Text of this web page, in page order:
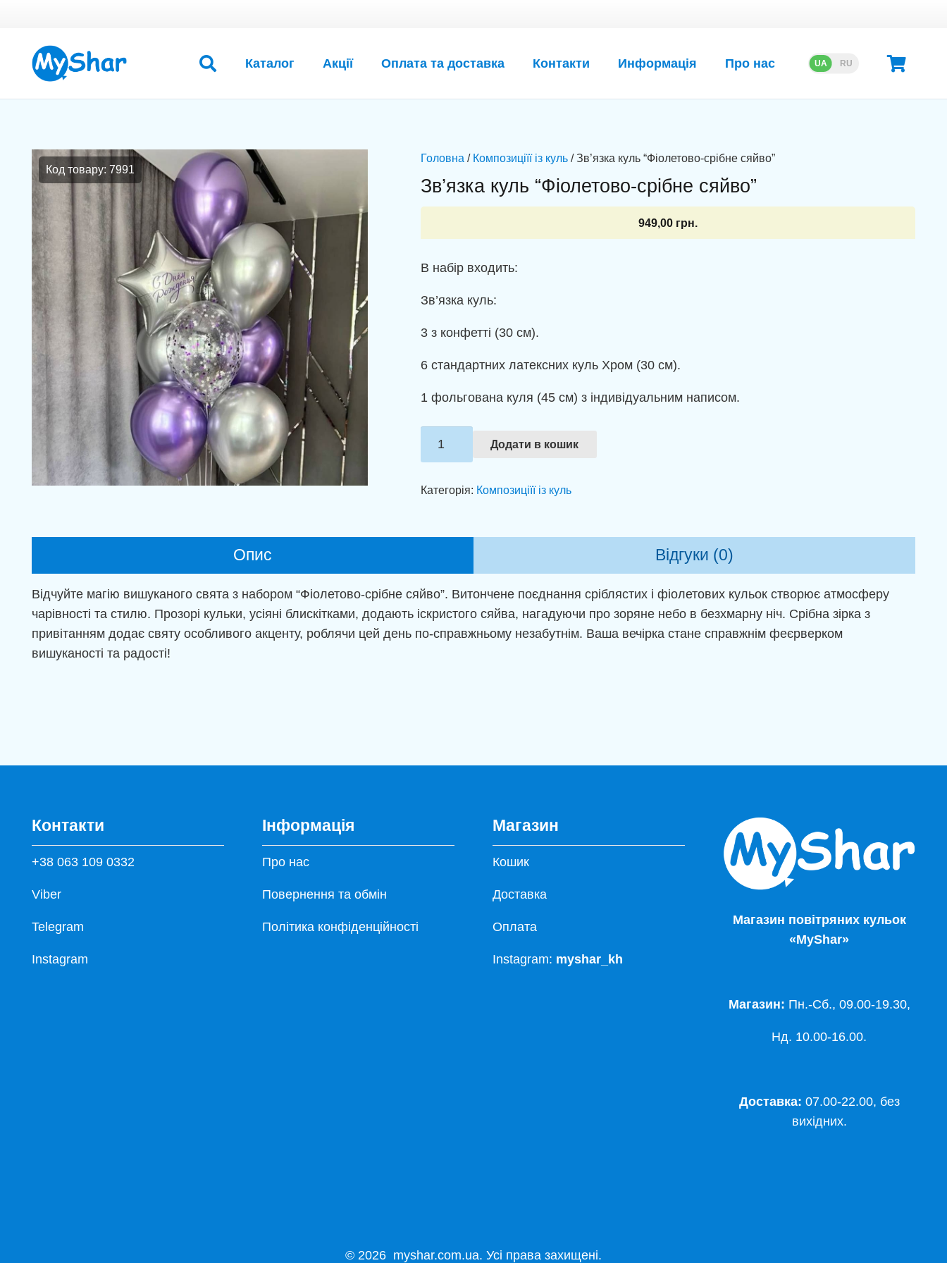
Каталог Акції Оплата та доставка Контакти Информація Про нас UA RU
Код товару: 7991
Головна / Композиціїї із куль/ Зв’язка куль “Фіолетово-срібне сяйво”
Зв’язка куль “Фіолетово-срібне сяйво”
949,00 грн.
В набір входить:
Зв’язка куль:
3 з конфетті (30 см).
6 стандартних латексних куль Хром (30 см).
1 фольгована куля (45 см) з індивідуальним написом.
срібне
кількість
Додати в кошик
Категорія: Композиціїї із куль
Опис Відгуки (0)
Відчуйте магію вишуканого свята з набором “Фіолетово-срібне сяйво”. Витончене поєднання сріблястих і фіолетових кульок створює атмосферу
чарівності та стилю. Прозорі кульки, усіяні блискітками, додають іскристого сяйва, нагадуючи про зоряне небо в безхмарну ніч. Срібна зірка з
привітанням додає святу особливого акценту, роблячи цей день по-справжньому незабутнім. Ваша вечірка стане справжнім феєрверком
вишуканості та радості!
Контакти
+38 063 109 0332
Viber
Telegram
Instagram
Інформація
Про нас
Повернення та обмін
Політика конфіденційності
Магазин
Кошик
Доставка
Оплата
Instagram: myshar_kh
Магазин повітряних кульок
«MyShar»
Магазин: Пн.-Сб., 09.00-19.30,
Нд. 10.00-16.00.
Доставка: 07.00-22.00, без
вихідних.
© 2026 myshar.com.ua. Усі права захищені.